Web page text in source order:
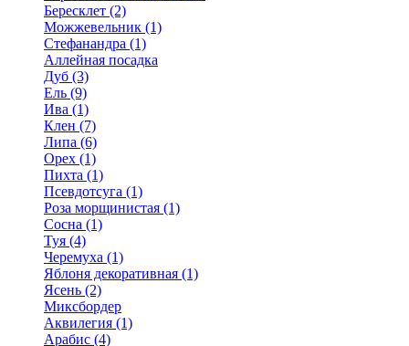
Бересклет (2)
Можжевельник (1)
Стефанандра (1)
Аллейная посадка
Дуб (3)
Ель (9)
Ива (1)
Клен (7)
Липа (6)
Орех (1)
Пихта (1)
Псевдотсуга (1)
Роза морщинистая (1)
Сосна (1)
Туя (4)
Черемуха (1)
Яблоня декоративная (1)
Ясень (2)
Миксбордер
Аквилегия (1)
Арабис (4)